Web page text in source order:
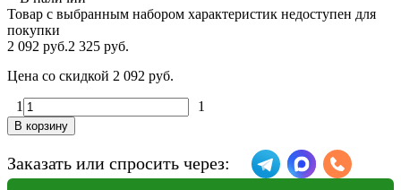
Товар с выбранным набором характеристик недоступен для
покупки
2 092 руб.2 325 руб.
Цена со скидкой 2 092 руб.
1
1
В корзину
Заказать или спросить через: